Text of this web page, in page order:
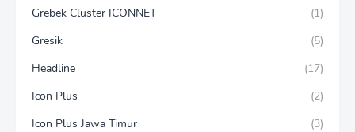
Grebek Cluster ICONNET
(1)
Gresik
(5)
Headline
(17)
Icon Plus
(2)
Icon Plus Jawa Timur
(3)